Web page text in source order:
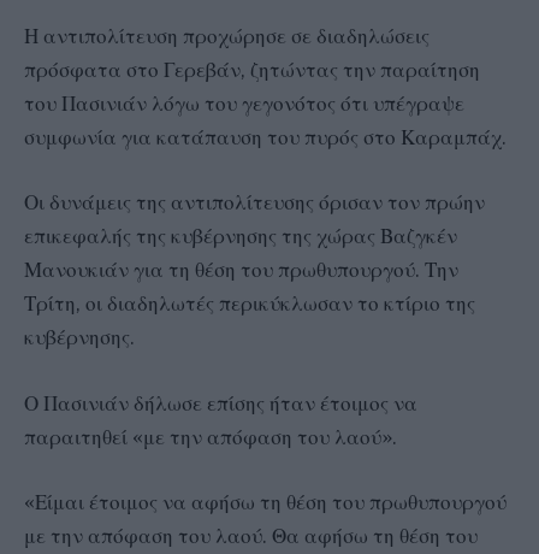
Η αντιπολίτευση προχώρησε σε διαδηλώσεις
πρόσφατα στο Γερεβάν, ζητώντας την παραίτηση
του Πασινιάν λόγω του γεγονότος ότι υπέγραψε
συμφωνία για κατάπαυση του πυρός στο Καραμπάχ.
Οι δυνάμεις της αντιπολίτευσης όρισαν τον πρώην
επικεφαλής της κυβέρνησης της χώρας Βαζγκέν
Μανουκιάν για τη θέση του πρωθυπουργού. Την
Τρίτη, οι διαδηλωτές περικύκλωσαν το κτίριο της
κυβέρνησης.
Ο Πασινιάν δήλωσε επίσης ήταν έτοιμος να
παραιτηθεί «με την απόφαση του λαού».
«Είμαι έτοιμος να αφήσω τη θέση του πρωθυπουργού
με την απόφαση του λαού. Θα αφήσω τη θέση του